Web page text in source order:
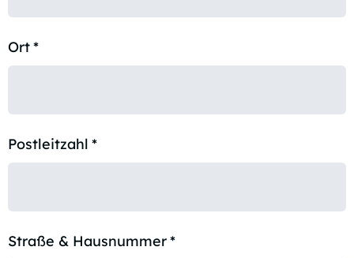
Ort*
Postleitzahl *
Straße & Hausnummer*